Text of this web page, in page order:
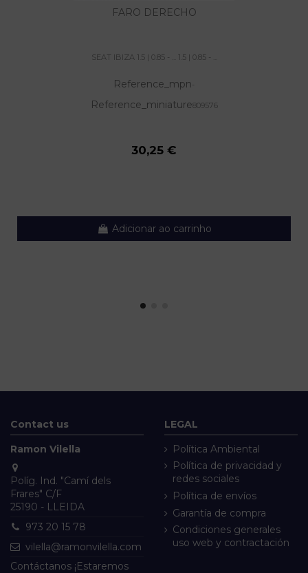
FARO DERECHO
SEAT IBIZA 1.5 | 0.85 - ... 1.5 | 0.85 - ...
Reference_mpn-
Reference_miniature809576
30,25 €
Adicionar ao carrinho
Contact us
Ramon Vilella
Políg. Ind. "Camí dels
Frares" C/F
25190 - LLEIDA
973 20 15 78
vilella@ramonvilella.com
Contáctanos ¡Estaremos
LEGAL
Política Ambiental
Política de privacidad y
redes sociales
Política de envíos
Garantía de compra
Condiciones generales
uso web y contractación